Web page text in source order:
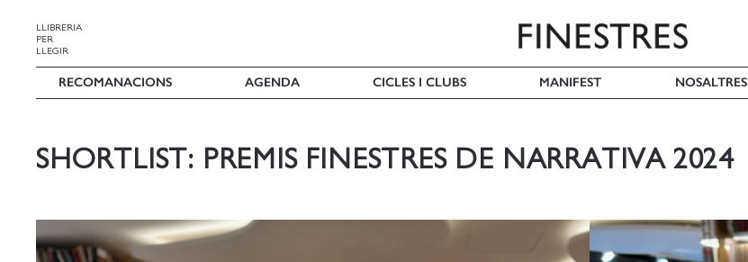
LLIBRERIA
PER
LLEGIR
RECOMANACIONS AGENDA CICLES I CLUBS MANIFEST NOSALTRES
SHORTLIST: PREMIS FINESTRES DE NARRATIVA 2024